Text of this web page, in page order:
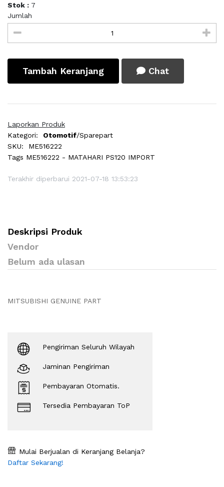
Stok : 7
Jumlah
Tambah Keranjang Chat
Laporkan Produk
Kategori:
Otomotif/Sparepart
SKU:
ME516222
Tags ME516222 - MATAHARI PS120 IMPORT
Terakhir diperbarui 2021-07-18 13:53:23
Deskripsi Produk
Vendor
Belum ada ulasan
MITSUBISHI GENUINE PART
Pengiriman Seluruh Wilayah
Jaminan Pengiriman
Pembayaran Otomatis.
Tersedia Pembayaran ToP
Mulai Berjualan di Keranjang Belanja?
Daftar Sekarang!